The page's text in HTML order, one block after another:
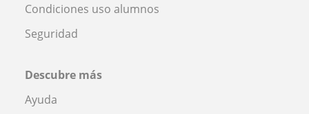
Condiciones uso alumnos
Seguridad
Descubre más
Ayuda